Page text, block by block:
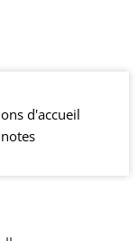
d'accueil